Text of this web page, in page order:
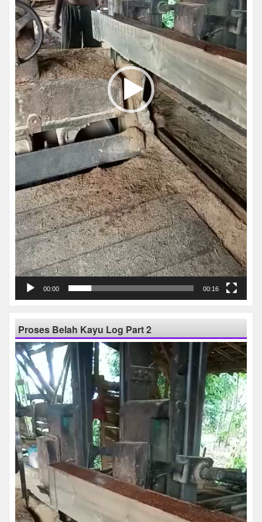
00:00 00:16
Proses Belah Kayu Log Part 2
Pemutar
Video